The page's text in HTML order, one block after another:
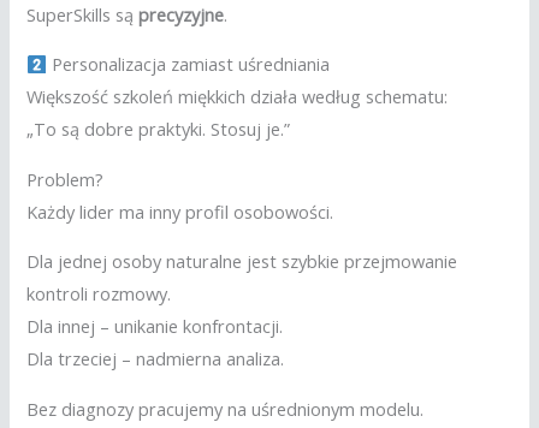
SuperSkills sąprecyzyjne.
Personalizacja zamiast uśredniania
Większość szkoleń miękkich działa według schematu:
„To są dobre praktyki. Stosuj je.”
Problem?
Każdy lider ma inny profil osobowości.
Dla jednej osoby naturalne jest szybkie przejmowanie
kontroli rozmowy.
Dla innej – unikanie konfrontacji.
Dla trzeciej – nadmierna analiza.
Bez diagnozy pracujemy na uśrednionym modelu.